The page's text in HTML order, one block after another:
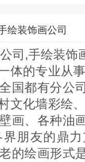
绘装饰画公司
司,手绘装饰
体的专业从
国都有分公
文化墙彩绘
画、各种油
朋友的鼎
的绘画形式